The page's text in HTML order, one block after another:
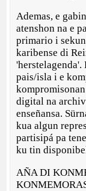
Ademas, e
atenshon na e
primario i
karibense di
'herstelagenda'.
pais/isla i e
digital na
enseñansa.
kua algun
partisipá pa
ku tin
AÑA DI